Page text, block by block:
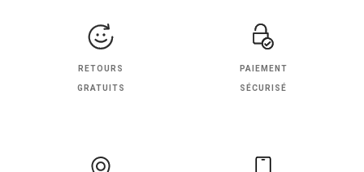
RETOURS
GRATUITS
PAIEMENT
SÉCURISÉ